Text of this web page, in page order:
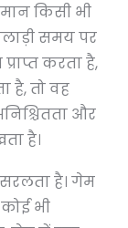
किसी भी
समय पर
करता है,
है, तो वह
और
है।
है। गेम
भी